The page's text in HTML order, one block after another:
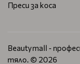
Преси за коса
Beautymall -
тяло. © 2026